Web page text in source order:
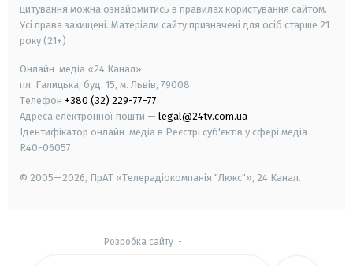
цитування можна ознайомитись в правилах користування сайтом.
Усі права захищені. Матеріали сайту призначені для осіб старше 21
року (21+)
Онлайн-медіа «24 Канал»
пл. Галицька, буд. 15, м. Львів, 79008
Телефон +380 (32) 229-77-77
Адреса електронної пошти — legal@24tv.com.ua
Ідентифікатор онлайн-медіа в Реєстрі суб'єктів у сфері медіа —
R40-06057
© 2005—2026, ПрАТ «Телерадіокомпанія "Люкс"», 24 Канал.
Розробка сайту-